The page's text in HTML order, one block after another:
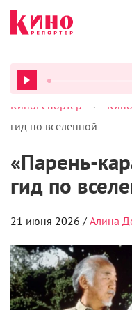
ВСЕ ПОДКАСТЫ
гид по вселенной
«Парень-
гид по
21 июня 2026 /Алина